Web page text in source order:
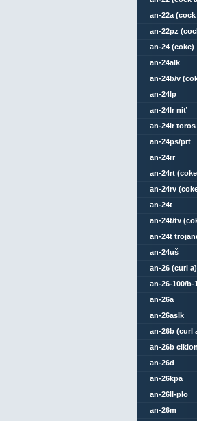
an-22a (cock
an-22pz
an-24 (coke)
an-24alk
an-24b/v
an-24lp
an-24lr niť
an-24lr toros
an-24ps/prt
an-24rr
an-24rt
an-24rv
an-24t
an-24t/tv
an-24t
an-24uš
an-26 (curl a)
an-26-100/b-
an-26a
an-26aslk
an-26b (curl
an-26b
an-26d
an-26kpa
an-26ll-plo
an-26m